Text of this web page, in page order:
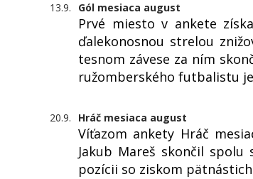
13.9. Gól mesiaca august
Prvé miesto v ankete
ďalekonosnou strelou
tesnom závese za ním
ružomberského futbalistu
20.9. Hráč mesiaca august
Víťazom ankety Hráč
Jakub Mareš skončil
pozícii so ziskom